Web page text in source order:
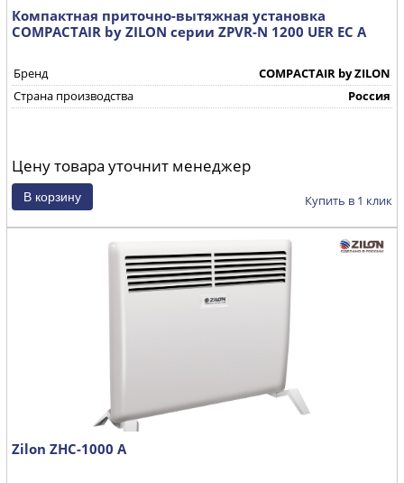
Компактная приточно-вытяжная установка
COMPACTAIR by ZILON серии ZPVR-N 1200 UER EC A
Бренд
COMPACTAIR by ZILON
Страна производства
Россия
Цену товара уточнит менеджер
Купить в 1 клик
Zilon ZHC-1000 А